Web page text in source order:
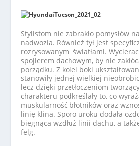
Stylistom nie zabrakło pomysłów
nadwozia. Również tył jest
rozrysowanymi światłami.
spojlerem dachowym, by nie
porządku. Z kolei boki
stanowiły jednej wielkiej
lecz dzięki przetłoczeniom
charakteru podkreślały to, co
muskularność błotników oraz
linię klina. Sporo uroku dodała
biegnąca wzdłuż linii dachu, a
felg.